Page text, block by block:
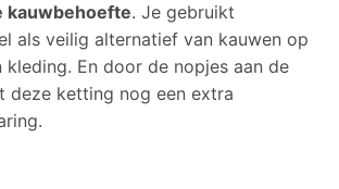
kauwbehoefte. Je gebruikt
als veilig alternatief van kauwen op
kleding. En door de nopjes aan de
deze ketting nog een extra